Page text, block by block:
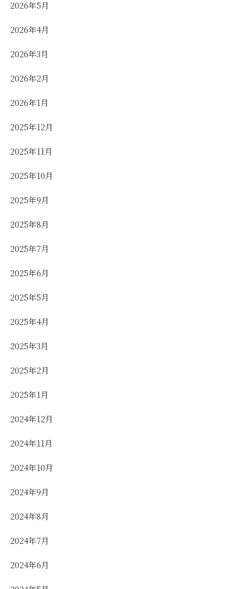
2026年5月
2026年4月
2026年3月
2026年2月
2026年1月
2025年12月
2025年11月
2025年10月
2025年9月
2025年8月
2025年7月
2025年6月
2025年5月
2025年4月
2025年3月
2025年2月
2025年1月
2024年12月
2024年11月
2024年10月
2024年9月
2024年8月
2024年7月
2024年6月